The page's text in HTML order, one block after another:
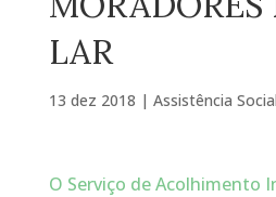
LAR
13 dez 2018 | Assistência Social
O Serviço de Acolhimento